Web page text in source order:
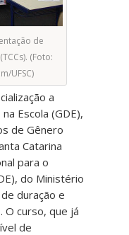
de
(Foto:
UFSC)
a
Escola (GDE),
de Gênero
Catarina
para o
do Ministério
duração e
O curso, que já
de